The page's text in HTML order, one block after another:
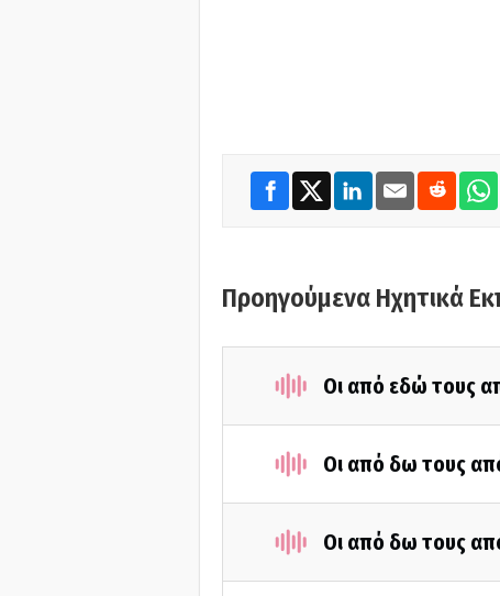
Προηγούμενα Ηχητικά
Οι από εδώ τους
Οι από δω τους
Οι από δω τους